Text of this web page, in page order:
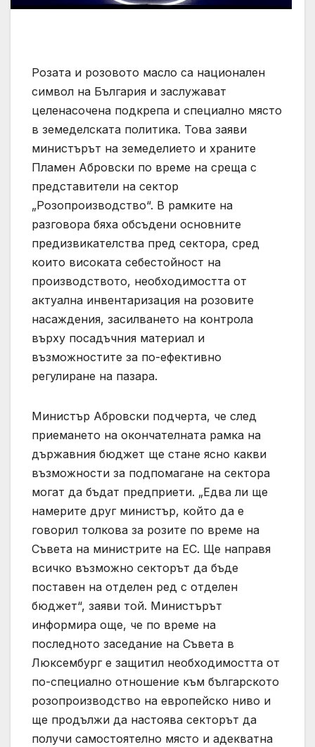
Розата и розовото масло са национален
символ на България и заслужават
целенасочена подкрепа и специално място
в земеделската политика. Това заяви
министърът на земеделието и храните
Пламен Абровски по време на среща с
представители на сектор
„Розопроизводство“. В рамките на
разговора бяха обсъдени основните
предизвикателства пред сектора, сред
които високата себестойност на
производството, необходимостта от
актуална инвентаризация на розовите
насаждения, засилването на контрола
върху посадъчния материал и
възможностите за по-ефективно
регулиране на пазара.
Министър Абровски подчерта, че след
приемането на окончателната рамка на
държавния бюджет ще стане ясно какви
възможности за подпомагане на сектора
могат да бъдат предприети. „Едва ли ще
намерите друг министър, който да е
говорил толкова за розите по време на
Съвета на министрите на ЕС. Ще направя
всичко възможно секторът да бъде
поставен на отделен ред с отделен
бюджет“, заяви той. Министърът
информира още, че по време на
последното заседание на Съвета в
Люксембург е защитил необходимостта от
по-специално отношение към българското
розопроизводство на европейско ниво и
ще продължи да настоява секторът да
получи самостоятелно място и адекватна